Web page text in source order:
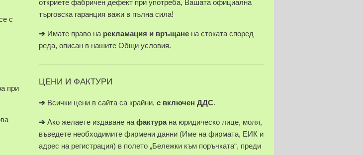
с
при
откриете фабричен дефект при употреба, Вашата официална
търговска гаранция важи в пълна сила!
➔ Имате право на рекламация и връщане на стоката според
реда, описан в нашите Общи условия.
ЦЕНИ И ФАКТУРИ
➔ Всички цени в сайта са крайни, с включен ДДС.
➔ Ако желаете издаване на фактура на юридическо лице, моля,
въведете необходимите фирмени данни (Име на фирмата, ЕИК и
адрес на регистрация) в полето „Бележки към поръчката“, преди